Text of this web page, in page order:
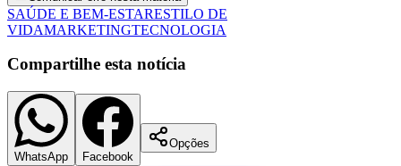
SAÚDE E BEM-ESTARESTILO DE
VIDAMARKETINGTECNOLOGIA
Compartilhe esta notícia
WhatsApp Facebook
Opções